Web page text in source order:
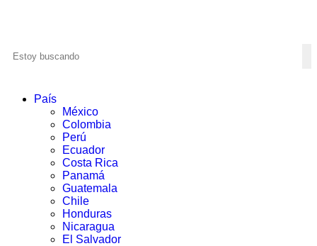
País
México
Colombia
Perú
Ecuador
Costa Rica
Panamá
Guatemala
Chile
Honduras
Nicaragua
El Salvador